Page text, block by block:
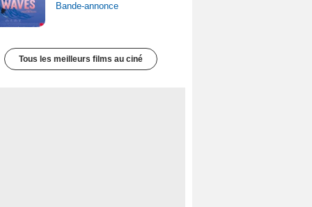
Bande-annonce
Tous les meilleurs films au ciné